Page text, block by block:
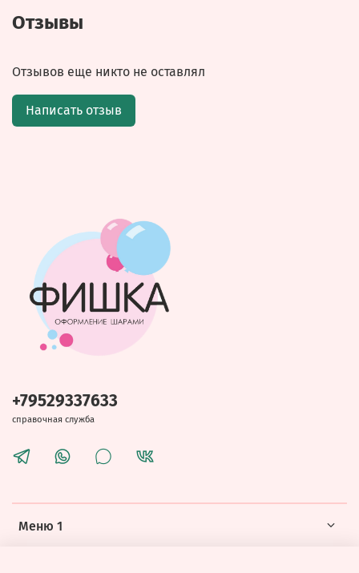
Отзывы
Отзывов еще никто не оставлял
Написать отзыв
Меню 1
+79529337633
справочная служба